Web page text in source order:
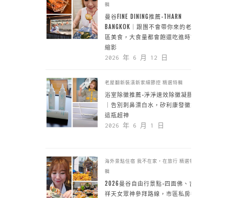
輯
曼谷FINE DINING推薦-THARN
BANGKOK｜跟團不會帶你來的老城
區美食，大食量都會飽還吃進時空
縮影
2026 年 6 月 12 日
老屋翻新裝潢新家細節控 精選特輯
浴室除黴推薦-淨淨速效除黴凝膠
｜告別刺鼻漂白水，矽利康發黴靠
這瓶超神
2026 年 6 月 1 日
海外景點住宿 我不在家，在旅行 精選特
輯
2026曼谷自由行景點-四面佛、吉
祥天女眾神參拜路線，市區私房行